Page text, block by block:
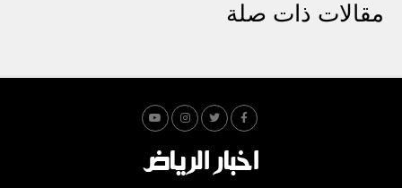
مقالات ذات صلة